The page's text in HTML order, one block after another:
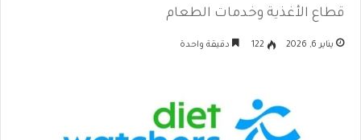
قطاع الأغذية وخدمات الطعام
يناير 6, 2026 122 دقيقة واحدة